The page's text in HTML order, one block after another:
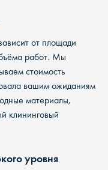
от площади
работ. Мы
стоимость
вашим ожиданиям
материалы,
клининговый
уровня